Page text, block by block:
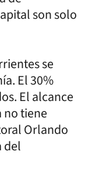
son solo
se
El 30%
El alcance
no tiene
Orlando
del